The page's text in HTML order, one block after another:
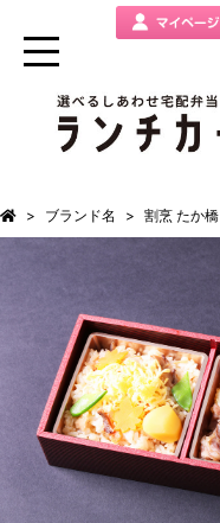
ブランド名 割烹 たか橋